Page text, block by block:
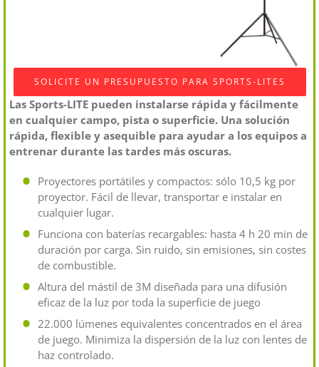
SOLICITE UN PRESUPUESTO PARA SPORTS-LITES
Las Sports-LITE pueden instalarse rápida y fácilmente
en cualquier campo, pista o superficie. Una solución
rápida, flexible y asequible para ayudar a los equipos a
entrenar durante las tardes más oscuras.
Proyectores portátiles y compactos: sólo 10,5 kg por
proyector. Fácil de llevar, transportar e instalar en
cualquier lugar.
Funciona con baterías recargables: hasta 4 h 20 min de
duración por carga. Sin ruido, sin emisiones, sin costes
de combustible.
Altura del mástil de 3M diseñada para una difusión
eficaz de la luz por toda la superficie de juego
22.000 lúmenes equivalentes concentrados en el área
de juego. Minimiza la dispersión de la luz con lentes de
haz controlado.